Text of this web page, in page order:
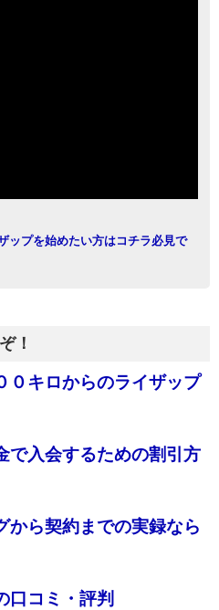
ップを始めたい方はコチラ必見で
！
０キロからのライザップ
で入会するための割引方
から契約までの実録なら
口コミ・評判